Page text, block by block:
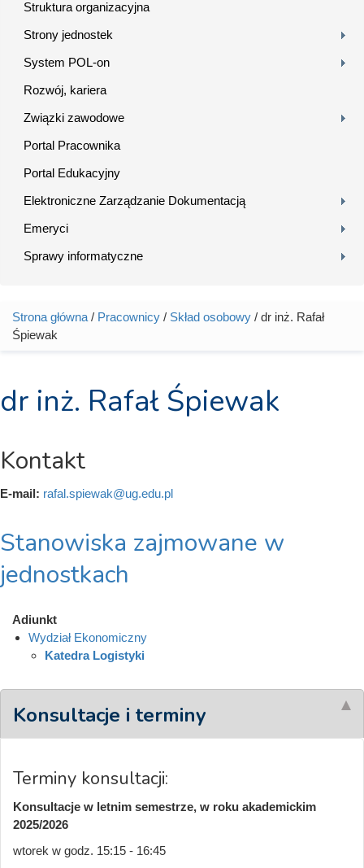
Struktura organizacyjna
Strony jednostek
System POL-on
Rozwój, kariera
Związki zawodowe
Portal Pracownika
Portal Edukacyjny
Elektroniczne Zarządzanie Dokumentacją
Emeryci
Sprawy informatyczne
Jesteś tutaj
Strona główna / Pracownicy / Skład osobowy / dr inż. Rafał
Śpiewak
dr inż. Rafał Śpiewak
Kontakt
E-mail: rafal.spiewak@ug.edu.pl
Stanowiska zajmowane w
jednostkach
Adiunkt
Wydział Ekonomiczny
Katedra Logistyki
Konsultacje i terminy
Terminy konsultacji:
Konsultacje w letnim semestrze, w roku akademickim
2025/2026
wtorek w godz. 15:15 - 16:45